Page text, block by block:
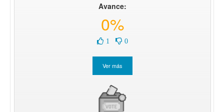
Avance:
0%
1 0